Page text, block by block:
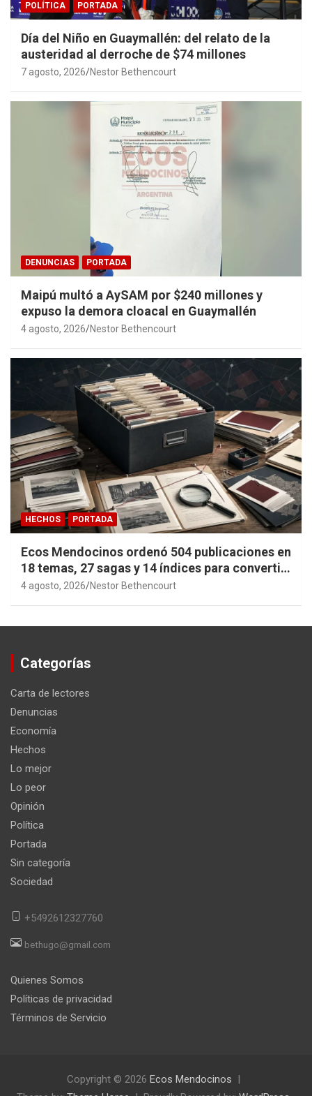
POLÍTICA PORTADA
Día del Niño en Guaymallén: del relato de la
austeridad al derroche de $74 millones
7 agosto, 2026 Nestor Bethencourt
DENUNCIAS PORTADA
Maipú multó a AySAM por $240 millones y
expuso la demora cloacal en Guaymallén
4 agosto, 2026 Nestor Bethencourt
HECHOS PORTADA
Ecos Mendocinos ordenó 504 publicaciones en
18 temas, 27 sagas y 14 índices para convertir
años de investigación en memoria pública
4 agosto, 2026 Nestor Bethencourt
Categorías
Carta de lectores
Denuncias
Economía
Hechos
Lo mejor
Lo peor
Opinión
Política
Portada
Sin categoría
Sociedad
+5492612327760
bethugo@gmail.com
Quienes Somos
Políticas de privacidad
Términos de Servicio
Copyright © 2026 Ecos Mendocinos